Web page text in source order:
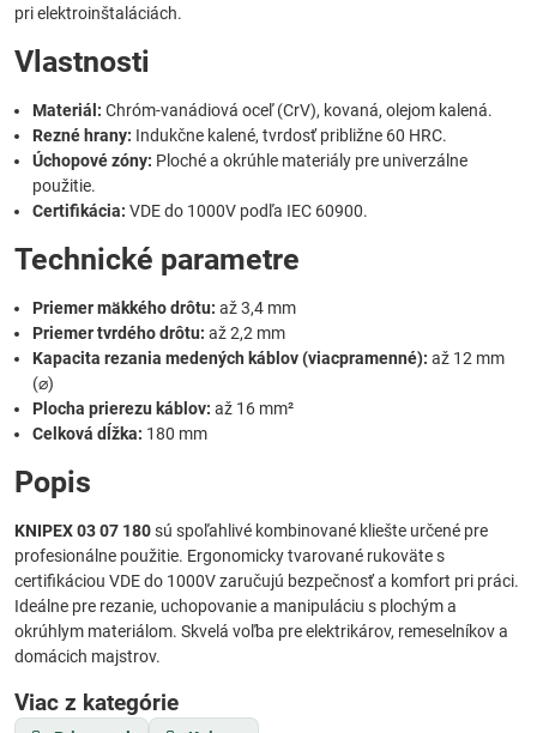
pri elektroinštaláciách.
Vlastnosti
Materiál: Chróm-vanádiová oceľ (CrV), kovaná, olejom kalená.
Rezné hrany: Indukčne kalené, tvrdosť približne 60 HRC.
Úchopové zóny: Ploché a okrúhle materiály pre univerzálne
použitie.
Certifikácia: VDE do 1000V podľa IEC 60900.
Technické parametre
Priemer mäkkého drôtu: až 3,4 mm
Priemer tvrdého drôtu: až 2,2 mm
Kapacita rezania medených káblov (viacpramenné): až 12 mm
(⌀)
Plocha prierezu káblov: až 16 mm²
Celková dĺžka: 180 mm
Popis
KNIPEX 03 07 180sú spoľahlivé kombinované kliešte určené pre
profesionálne použitie. Ergonomicky tvarované rukoväte s
certifikáciou VDE do 1000V zaručujú bezpečnosť a komfort pri práci.
Ideálne pre rezanie, uchopovanie a manipuláciu s plochým a
okrúhlym materiálom. Skvelá voľba pre elektrikárov, remeselníkov a
domácich majstrov.
Viac z kategórie